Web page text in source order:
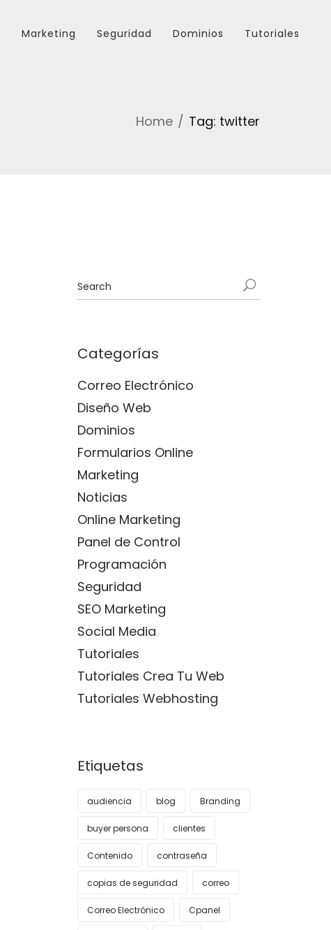
Marketing Seguridad Dominios Tutoriales
Home Tag: twitter
Categorías
Correo Electrónico
Diseño Web
Dominios
Formularios Online
Marketing
Noticias
Online Marketing
Panel de Control
Programación
Seguridad
SEO Marketing
Social Media
Tutoriales
Tutoriales Crea Tu Web
Tutoriales Webhosting
Etiquetas
audiencia blog Branding
buyer persona clientes
Contenido contraseña
copias de seguridad correo
Correo Electrónico Cpanel